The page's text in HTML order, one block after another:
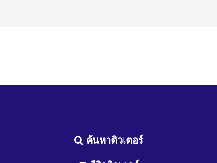
ค้นหาติวเตอร์